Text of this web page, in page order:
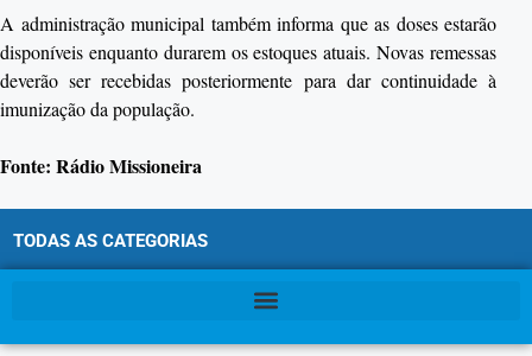
A administração municipal também informa que as doses estarão
disponíveis enquanto durarem os estoques atuais. Novas remessas
deverão ser recebidas posteriormente para dar continuidade à
imunização da população.
Fonte: Rádio Missioneira
TODAS AS CATEGORIAS